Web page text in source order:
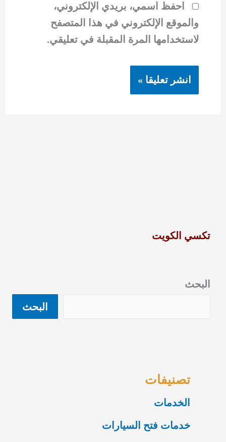
احفظ اسمي، بريدي الإلكتروني،
والموقع الإلكتروني في هذا المتصفح
لاستخدامها المرة المقبلة في تعليقي.
تكسي الكويت
البحث
البحث
تصنيفات
الخدمات
خدمات فتح السيارات